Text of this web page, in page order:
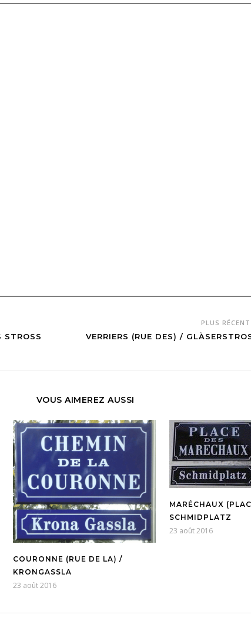
STROSS
PLUS RÉCENT
VERRIERS (RUE DES) /
VOUS AIMEREZ AUSSI
COURONNE (RUE DE LA) /
KRONGASSLA
23 août 2016
MARÉCHAUX
SCHMIDPLATZ
23 août 2016